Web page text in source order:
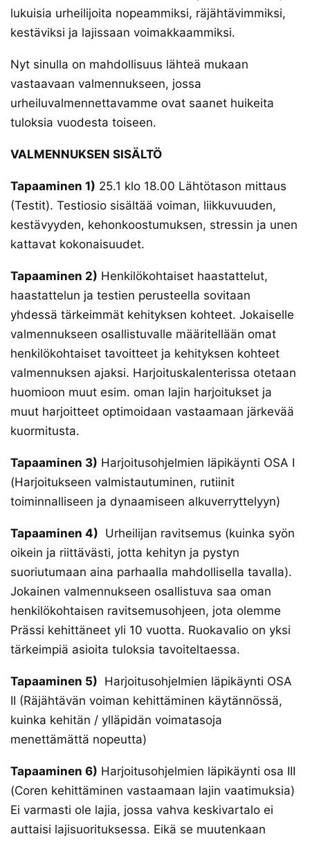
lukuisia urheilijoita nopeammiksi, räjähtävimmiksi,
kestäviksi ja lajissaan voimakkaammiksi.
Nyt sinulla on mahdollisuus lähteä mukaan
vastaavaan valmennukseen, jossa
urheiluvalmennettavamme ovat saanet huikeita
tuloksia vuodesta toiseen.
VALMENNUKSEN SISÄLTÖ
Tapaaminen 1) 25.1 klo 18.00 Lähtötason mittaus
(Testit). Testiosio sisältää voiman, liikkuvuuden,
kestävyyden, kehonkoostumuksen, stressin ja unen
kattavat kokonaisuudet.
Tapaaminen 2) Henkilökohtaiset haastattelut,
haastattelun ja testien perusteella sovitaan
yhdessä tärkeimmät kehityksen kohteet. Jokaiselle
valmennukseen osallistuvalle määritellään omat
henkilökohtaiset tavoitteet ja kehityksen kohteet
valmennuksen ajaksi. Harjoituskalenterissa otetaan
huomioon muut esim. oman lajin harjoitukset ja
muut harjoitteet optimoidaan vastaamaan järkevää
kuormitusta.
Tapaaminen 3) Harjoitusohjelmien läpikäynti OSA I
(Harjoitukseen valmistautuminen, rutiinit
toiminnalliseen ja dynaamiseen alkuverryttelyyn)
Tapaaminen 4) Urheilijan ravitsemus (kuinka syön
oikein ja riittävästi, jotta kehityn ja pystyn
suoriutumaan aina parhaalla mahdollisella tavalla).
Jokainen valmennukseen osallistuva saa oman
henkilökohtaisen ravitsemusohjeen, jota olemme
Prässi kehittäneet yli 10 vuotta. Ruokavalio on yksi
tärkeimpiä asioita tuloksia tavoiteltaessa.
Tapaaminen 5) Harjoitusohjelmien läpikäynti OSA
II (Räjähtävän voiman kehittäminen käytännössä,
kuinka kehitän / ylläpidän voimatasoja
menettämättä nopeutta)
Tapaaminen 6) Harjoitusohjelmien läpikäynti osa III
(Coren kehittäminen vastaamaan lajin vaatimuksia)
Ei varmasti ole lajia, jossa vahva keskivartalo ei
auttaisi lajisuorituksessa. Eikä se muutenkaan